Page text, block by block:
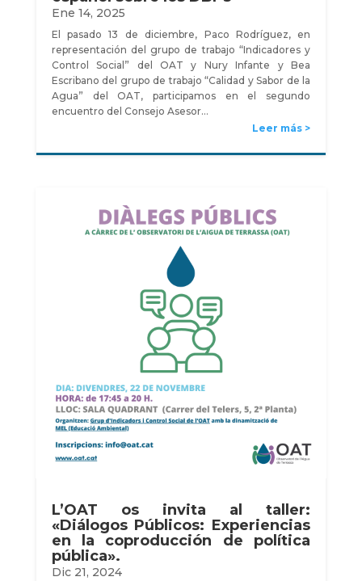
Ene 14, 2025
El pasado 13 de diciembre, Paco Rodríguez, en
representación del grupo de trabajo “Indicadores y
Control Social” del OAT y Nury Infante y Bea
Escribano del grupo de trabajo “Calidad y Sabor de la
Agua” del OAT, participamos en el segundo
encuentro del Consejo Asesor…
Leer más
L’OAT os invita al taller:
«Diálogos Públicos: Experiencias
en la coproducción de política
pública».
Dic 21, 2024